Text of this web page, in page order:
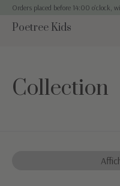
Orders placed before 14:00 o'clock,
Poetree Kids
Collection